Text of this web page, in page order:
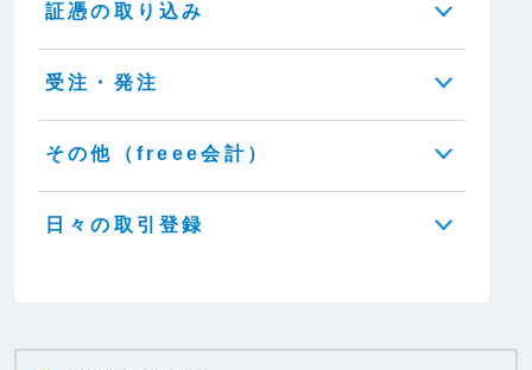
証憑の取り込み
受注・発注
その他（freee会計）
日々の取引登録